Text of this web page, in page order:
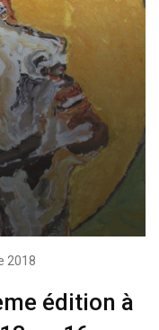
2018
édition à